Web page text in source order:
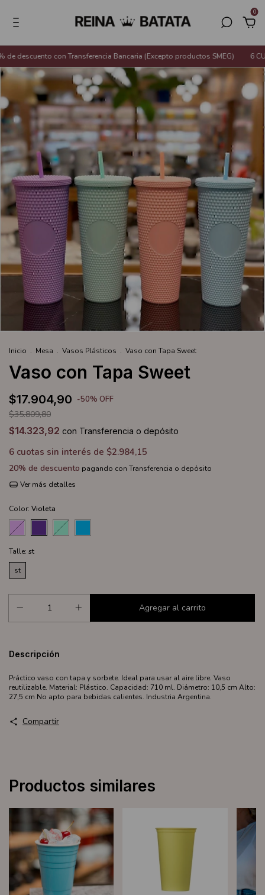
0
descuento con Transferencia Bancaria (Excepto productos SMEG) 6
Inicio . Mesa . Vasos Plásticos . Vaso con Tapa Sweet
Vaso con Tapa Sweet
$17.904,90 -50% OFF
$35.809,80
$14.323,92 con Transferencia o depósito
6 cuotas sin interés de $2.984,15
20% de descuento pagando con Transferencia o depósito
Ver más detalles
Color: Violeta
Talle: st
st
Descripción
Práctico vaso con tapa y sorbete. Ideal para usar al aire libre. Vaso
reutilizable. Material: Plástico. Capacidad: 710 ml. Diámetro: 10,5 cm Alto:
27,5 cm No apto para bebidas calientes. Industria Argentina.
Compartir
Productos similares